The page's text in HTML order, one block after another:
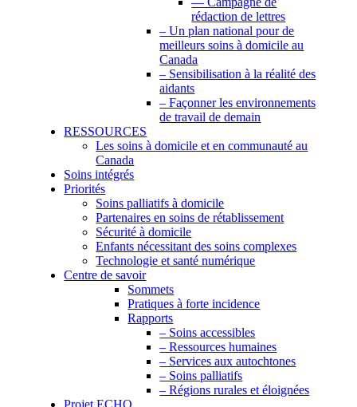
rédaction de lettres
– Un plan national pour de
meilleurs soins à domicile au
Canada
– Sensibilisation à la réalité des
aidants
– Façonner les environnements
de travail de demain
RESSOURCES
Les soins à domicile et en communauté au
Canada
Soins intégrés
Priorités
Soins palliatifs à domicile
Partenaires en soins de rétablissement
Sécurité à domicile
Enfants nécessitant des soins complexes
Technologie et santé numérique
Centre de savoir
Sommets
Pratiques à forte incidence
Rapports
– Soins accessibles
– Ressources humaines
– Services aux autochtones
– Soins palliatifs
– Régions rurales et éloignées
Projet ECHO